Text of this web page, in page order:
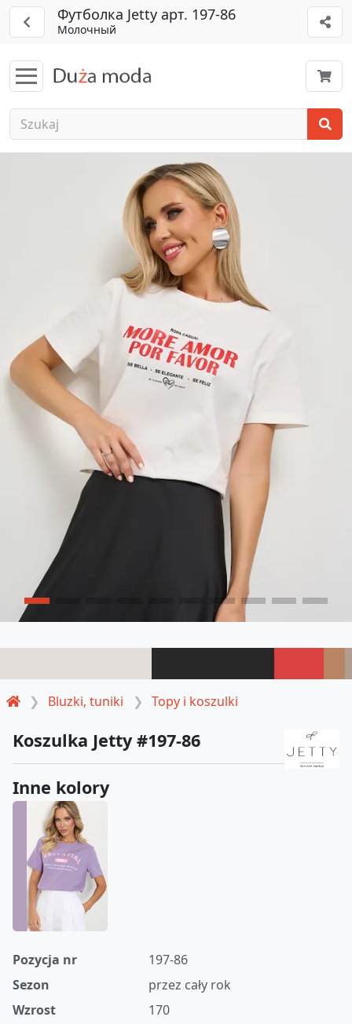
Футболка Jetty арт. 197-86
Молочный
Bluzki, tuniki Topy i koszulki
Koszulka Jetty #197-86
Inne kolory
Pozycja nr
197-86
Sezon
przez cały rok
Wzrost
170